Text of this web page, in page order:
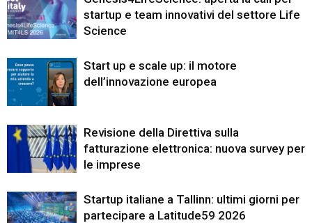
startup e team innovativi del settore Life
Science
Start up e scale up: il motore
dell’innovazione europea
Revisione della Direttiva sulla
fatturazione elettronica: nuova survey per
le imprese
Startup italiane a Tallinn: ultimi giorni per
partecipare a Latitude59 2026